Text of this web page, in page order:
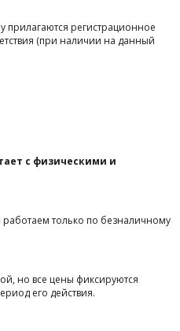
прилагаются регистрационное
(при наличии на данный
с физическими и
только по безналичному
но все цены фиксируются
его действия.